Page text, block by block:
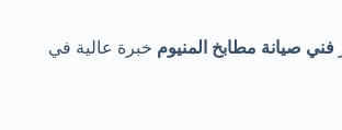
فني صيانة مطابخ المنيوم خبرة عالية في